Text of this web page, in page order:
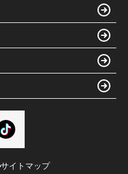
サイトマップ